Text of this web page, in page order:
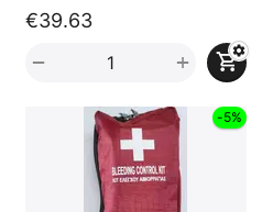
€39.63
+
−
-5%